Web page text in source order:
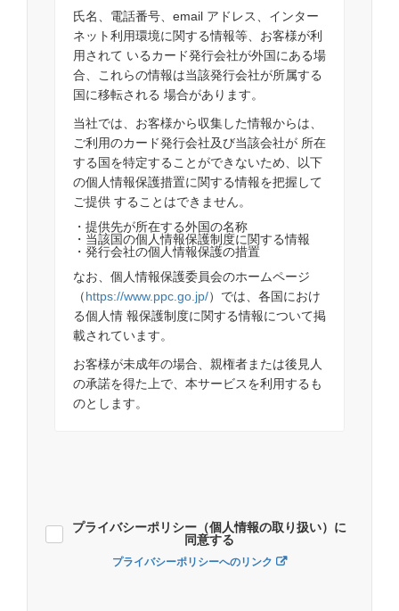
氏名、電話番号、email アドレス、インター
ネット利用環境に関する情報等、お客様が利
用されて いるカード発行会社が外国にある場
合、これらの情報は当該発行会社が所属する
国に移転される 場合があります。
当社では、お客様から収集した情報からは、
ご利用のカード発行会社及び当該会社が 所在
する国を特定することができないため、以下
の個人情報保護措置に関する情報を把握して
ご提供 することはできません。
・提供先が所在する外国の名称
・当該国の個人情報保護制度に関する情報
・発行会社の個人情報保護の措置
なお、個人情報保護委員会のホームページ
（https://www.ppc.go.jp/）では、各国におけ
る個人情 報保護制度に関する情報について掲
載されています。
お客様が未成年の場合、親権者または後見人
の承諾を得た上で、本サービスを利用するも
のとします。
プライバシーポリシー（個人情報の取り扱い）に
同意する
プライバシーポリシーへのリンク